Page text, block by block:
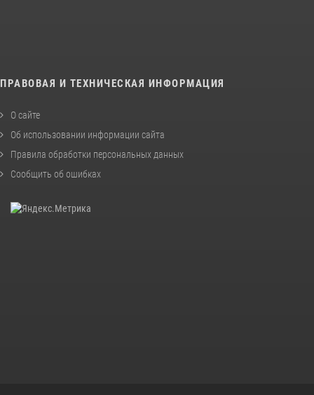
ПРАВОВАЯ И ТЕХНИЧЕСКАЯ ИНФОРМАЦИЯ
О сайте
Об использовании информации сайта
Правила обработки персональных данных
Сообщить об ошибках